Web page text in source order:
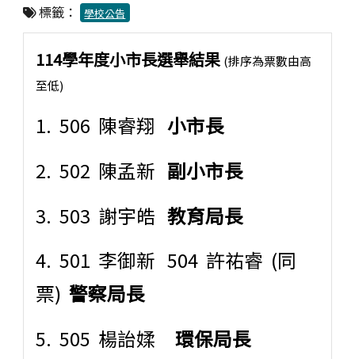
標籤： 學校公告
114學年度小市長選舉結果 (排序為票數由高
至低)
1. 506 陳睿翔 小市長
2. 502 陳孟新 副小市長
3. 503 謝宇皓 教育局長
4. 501 李御新 504 許祐睿 (同
票) 警察局長
5. 505 楊詒媃 環保局長